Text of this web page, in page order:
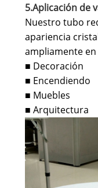
5.Aplicación de
Nuestro tubo
apariencia
ampliamente
■ Decoración
■ Encendiendo
■ Muebles
■ Arquitectura